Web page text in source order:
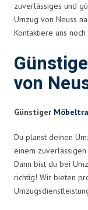
zuverlässiges und
Umzug von Neuss
Kontaktiere uns
von
Günstiger
Du planst deinen
einem
Dann bist du bei
richtig! Wir bieten